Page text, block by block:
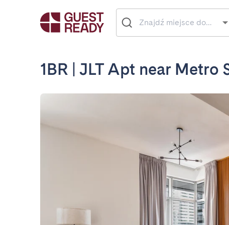
1BR | JLT Apt near Metro